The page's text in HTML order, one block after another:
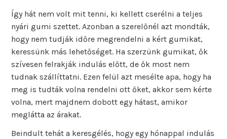
Így hát nem volt mit tenni, ki kellett cserélni a teljes
nyári gumi szettet. Azonban a szerelőnél azt mondták,
hogy nem tudják időre megrendelni a kért gumikat,
keressünk más lehetőséget. Ha szerzünk gumikat, ők
szívesen felrakják indulás előtt, de ők most nem
tudnak szállíttatni. Ezen felül azt mesélte apa, hogy ha
meg is tudták volna rendelni ott őket, akkor sem kérte
volna, mert majdnem dobott egy hátast, amikor
meglátta az árakat.
Beindult tehát a keresgélés, hogy egy hónappal indulás